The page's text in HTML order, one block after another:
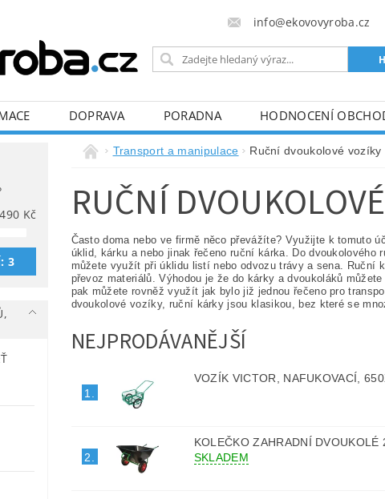
info@ekovovyroba.cz
DOPRAVA PORADNA HODNOCENÍ
Kč
3
Transport a manipulace Ruční dvoukolové vozíky
RUČNÍ
Často doma nebo ve firmě něco převážíte? Využijte k tomuto
úklid, kárku a nebo jinak řečeno ruční kárka. Do
můžete využít při úklidu listí nebo odvozu trávy a sena. Ruční
převoz materiálů. Výhodou je že do kárky a dvoukoláků
pak můžete rovněž využít jak bylo již jednou řečeno pro
dvoukolové vozíky, ruční kárky jsou klasikou, bez které se
NEJPRODÁVANĚJŠÍ
1.
VOZÍK VICTOR, NAFUKOVACÍ,
2.
KOLEČKO ZAHRADNÍ
SKLADEM